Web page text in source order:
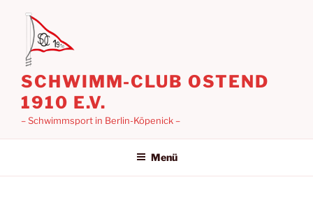
springen
SCHWIMM-CLUB OSTEND
1910 E.V.
– Schwimmsport in Berlin-Köpenick –
Menü